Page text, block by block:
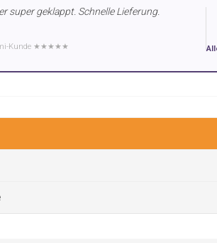
super geklappt. Schnelle Lieferung.
Kunde ★★★★★